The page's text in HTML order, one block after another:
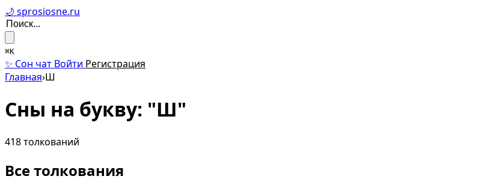
🌙 sprosiosne.ru
⌘K
✨ Сон чат Войти Регистрация
Главная›Ш
Сны на букву: "Ш"
418 толкований
Все толкования